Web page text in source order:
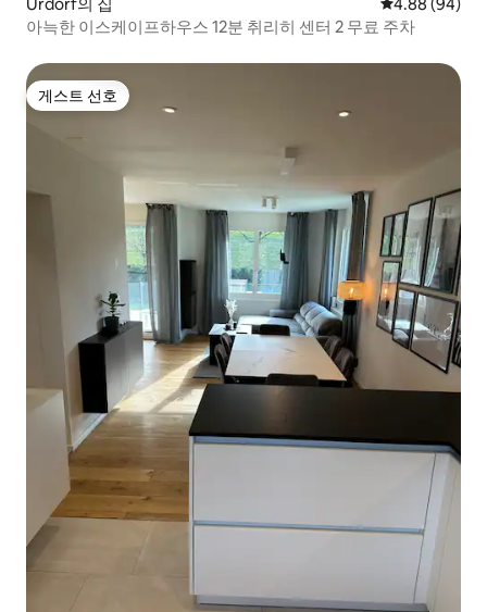
아늑한 이스케이프하우스 12분 취리히 센터 2 무료 주차
게스트 선호
게스트 선호